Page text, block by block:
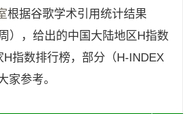
根据谷歌学术引用统计结果
），给出的中国大陆地区H指数
H指数排行榜，部分（H-INDEX
家参考。